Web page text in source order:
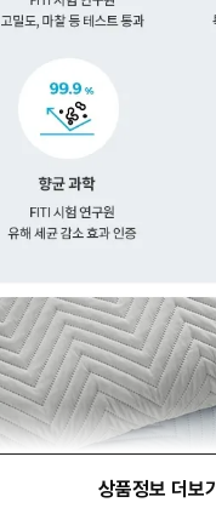
상품정보 더보기